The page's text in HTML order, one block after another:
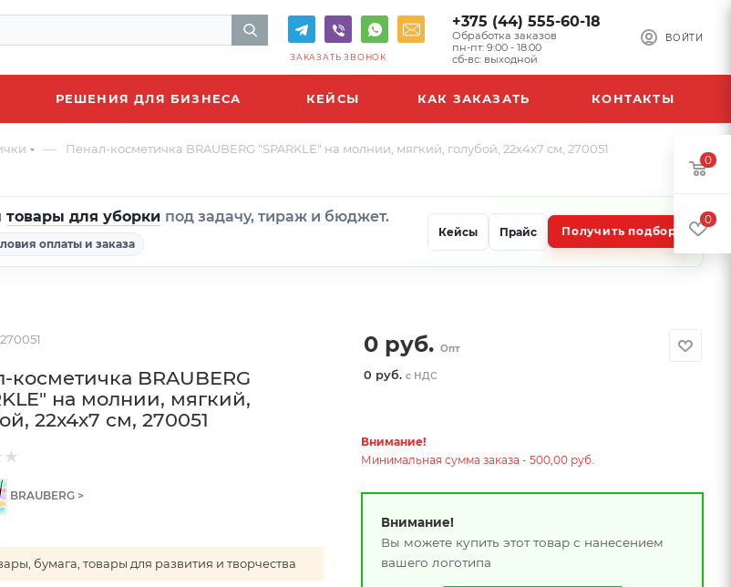
ВОЙТИ
+375 (44) 555-60-18
Обработка заказов
пн-пт: 9:00 - 18:00
сб-вс: выходной
ЗАКАЗАТЬ ЗВОНОК
РЕШЕНИЯ ДЛЯ БИЗНЕСА КЕЙСЫ КАК ЗАКАЗАТЬ КОНТАКТЫ
— Пенал-косметичка BRAUBERG "SPARKLE" на молнии, мягкий, голубой, 22х4х7 см, 270051
товары для уборки под задачу, тираж и бюджет.
оплаты и заказа
Кейсы Прайс Получить подбор
270051
косметичка BRAUBERG
на молнии, мягкий,
22х4х7 см, 270051
BRAUBERG >
бумага, товары для развития и творчества
0 руб. Опт
0 руб.с НДС
Внимание!
Минимальная сумма заказа - 500,00 руб.
Внимание!
Вы можете купить этот товар с нанесением
вашего логотипа
0
0